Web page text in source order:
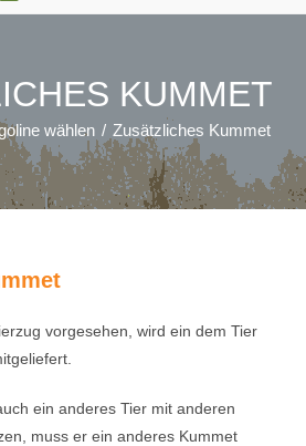
KUMMET
wählen / Zusätzliches Kummet
vorgesehen, wird ein dem Tier
ein anderes Tier mit anderen
muss er ein anderes Kummet